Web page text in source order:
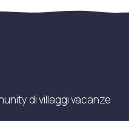
di villaggi vacanze